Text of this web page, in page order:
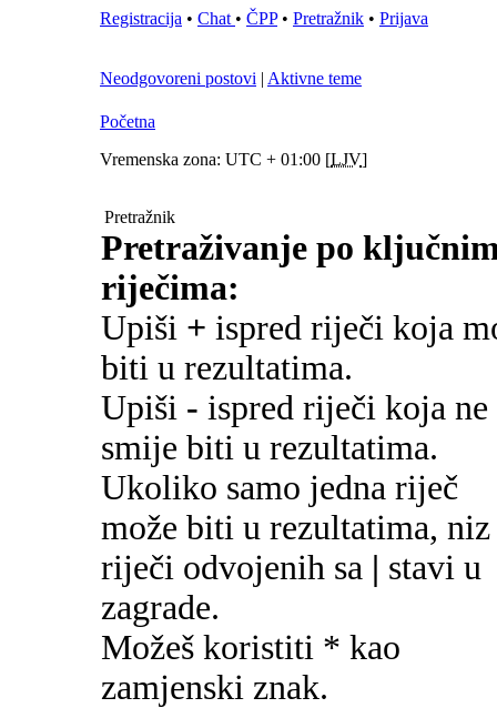
Registracija • Chat • ČPP• Pretražnik • Prijava
Neodgovoreni postovi | Aktivne teme
Početna
Vremenska zona: UTC + 01:00 [LJV]
Pretražnik
Pretraživanje po
riječima:
Upiši + ispred riječi koja
biti u rezultatima.
Upiši - ispred riječi koja ne
smije biti u rezultatima.
Ukoliko samo jedna riječ
može biti u rezultatima, niz
riječi odvojenih sa | stavi u
zagrade.
Možeš koristiti * kao
zamjenski znak.